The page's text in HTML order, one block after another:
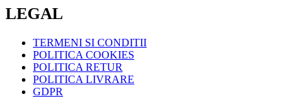
LEGAL
TERMENI SI CONDITII
POLITICA COOKIES
POLITICA RETUR
POLITICA LIVRARE
GDPR